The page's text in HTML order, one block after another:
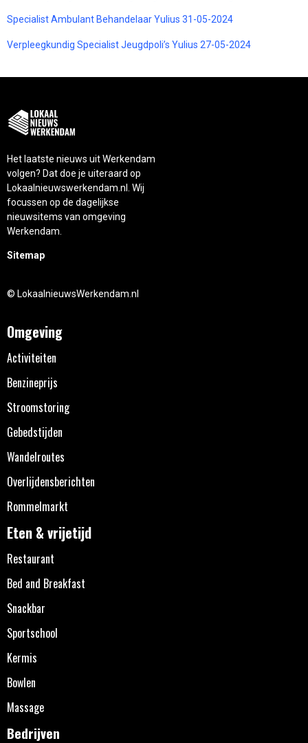
Specialist Ambulant Behandelaar Yulius 31-05-2024
Verpleegkundig Specialist Jeugdpoli’s Yulius 27-05-2024
Het laatste nieuws uit Werkendam
volgen? Dat doe je uiteraard op
Lokaalnieuwswerkendam.nl. Wij
focussen op de dagelijkse
nieuwsitems van omgeving
Werkendam.
Sitemap
© LokaalnieuwsWerkendam.nl
Omgeving
Activiteiten
Benzineprijs
Stroomstoring
Gebedstijden
Wandelroutes
Overlijdensberichten
Rommelmarkt
Eten & vrijetijd
Restaurant
Bed and Breakfast
Snackbar
Sportschool
Kermis
Bowlen
Massage
Bedrijven